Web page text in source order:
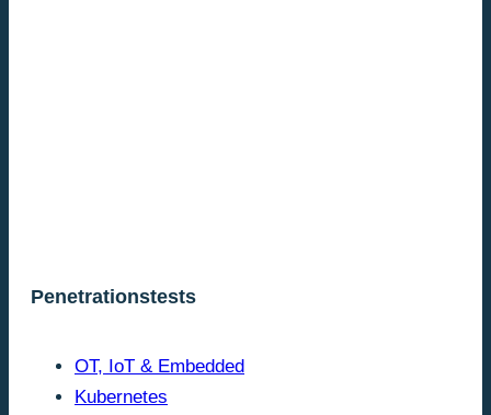
Penetrationstests
OT, IoT & Embedded
Kubernetes